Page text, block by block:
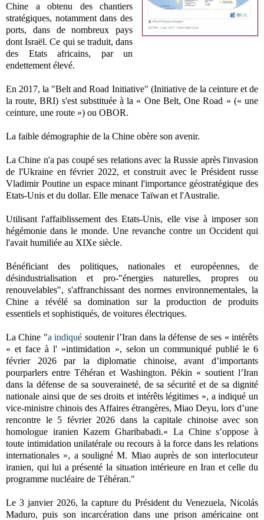
Chine a obtenu des chantiers
stratégiques, notamment dans des
ports, dans de nombreux pays
dont Israël. Ce qui se traduit, dans
des Etats africains, par un
endettement élevé.
En 2017, la "Belt and Road Initiative" (Initiative de la ceinture et de
la route, BRI) s'est substituée à la « One Belt, One Road » (« une
ceinture, une route ») ou OBOR.
La faible démographie de la Chine obère son avenir.
La Chine n'a pas coupé ses relations avec la Russie après l'invasion
de l'Ukraine en février 2022, et construit avec le Président russe
Vladimir Poutine un espace minant l'importance géostratégique des
Etats-Unis et du dollar. Elle menace Taïwan et l'Australie.
Utilisant l'affaiblissement des Etats-Unis, elle vise à imposer son
hégémonie dans le monde. Une revanche contre un Occident qui
l'avait humiliée au XIXe siècle.
Bénéficiant des politiques, nationales et européennes, de
désindustrialisation et pro-"énergies naturelles, propres ou
renouvelables", s'affranchissant des normes environnementales, la
Chine a révélé sa domination sur la production de produits
essentiels et sophistiqués, de voitures électriques.
La Chine "a indiqué soutenir l’Iran dans la défense de ses « intérêts
» et face à l' »intimidation », selon un communiqué publié le 6
février 2026 par la diplomatie chinoise, avant d’importants
pourparlers entre Téhéran et Washington. Pékin « soutient l’Iran
dans la défense de sa souveraineté, de sa sécurité et de sa dignité
nationale ainsi que de ses droits et intérêts légitimes », a indiqué un
vice-ministre chinois des Affaires étrangères, Miao Deyu, lors d’une
rencontre le 5 février 2026 dans la capitale chinoise avec son
homologue iranien Kazem Gharibabadi.« La Chine s’oppose à
toute intimidation unilatérale ou recours à la force dans les relations
internationales », a souligné M. Miao auprès de son interlocuteur
iranien, qui lui a présenté la situation intérieure en Iran et celle du
programme nucléaire de Téhéran."
Le 3 janvier 2026, la capture du Président du Venezuela, Nicolás
Maduro, puis son incarcération dans une prison américaine ont